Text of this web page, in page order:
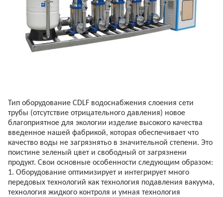
Тип оборудование CDLF водоснабжения слоения сети
трубы (отсутствие отрицательного давления) новое
благоприятное для экологии изделие высокого качества
введенное нашей фабрикой, которая обеспечивает что
качество воды не загрязнятьо в значительной степени. Это
поистине зеленый цвет и свободный от загрязнени
продукт. Свои основные особенности следующим образом:
1. Оборудование оптимизирует и интегрирует много
передовых технологий как технология подавления вакуума,
технология жидкого контроля и умная технология